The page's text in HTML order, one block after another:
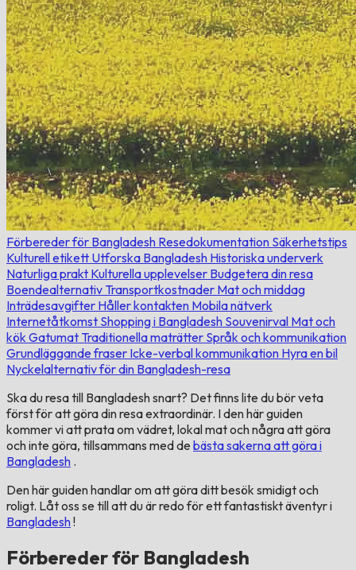
Förbereder för Bangladesh Resedokumentation Säkerhetstips
Kulturell etikett Utforska Bangladesh Historiska underverk
Naturliga prakt Kulturella upplevelser Budgetera din resa
Boendealternativ Transportkostnader Mat och middag
Inträdesavgifter Håller kontakten Mobila nätverk
Internetåtkomst Shopping i Bangladesh Souvenirval Mat och
kök Gatumat Traditionella maträtter Språk och kommunikation
Grundläggande fraser Icke-verbal kommunikation Hyra en bil
Nyckelalternativ för din Bangladesh-resa
Ska du resa till Bangladesh snart? Det finns lite du bör veta
först för att göra din resa extraordinär. I den här guiden
kommer vi att prata om vädret, lokal mat och några att göra
och inte göra, tillsammans med de bästa sakerna att göra i
Bangladesh .
Den här guiden handlar om att göra ditt besök smidigt och
roligt. Låt oss se till att du är redo för ett fantastiskt äventyr i
Bangladesh!
Förbereder för Bangladesh